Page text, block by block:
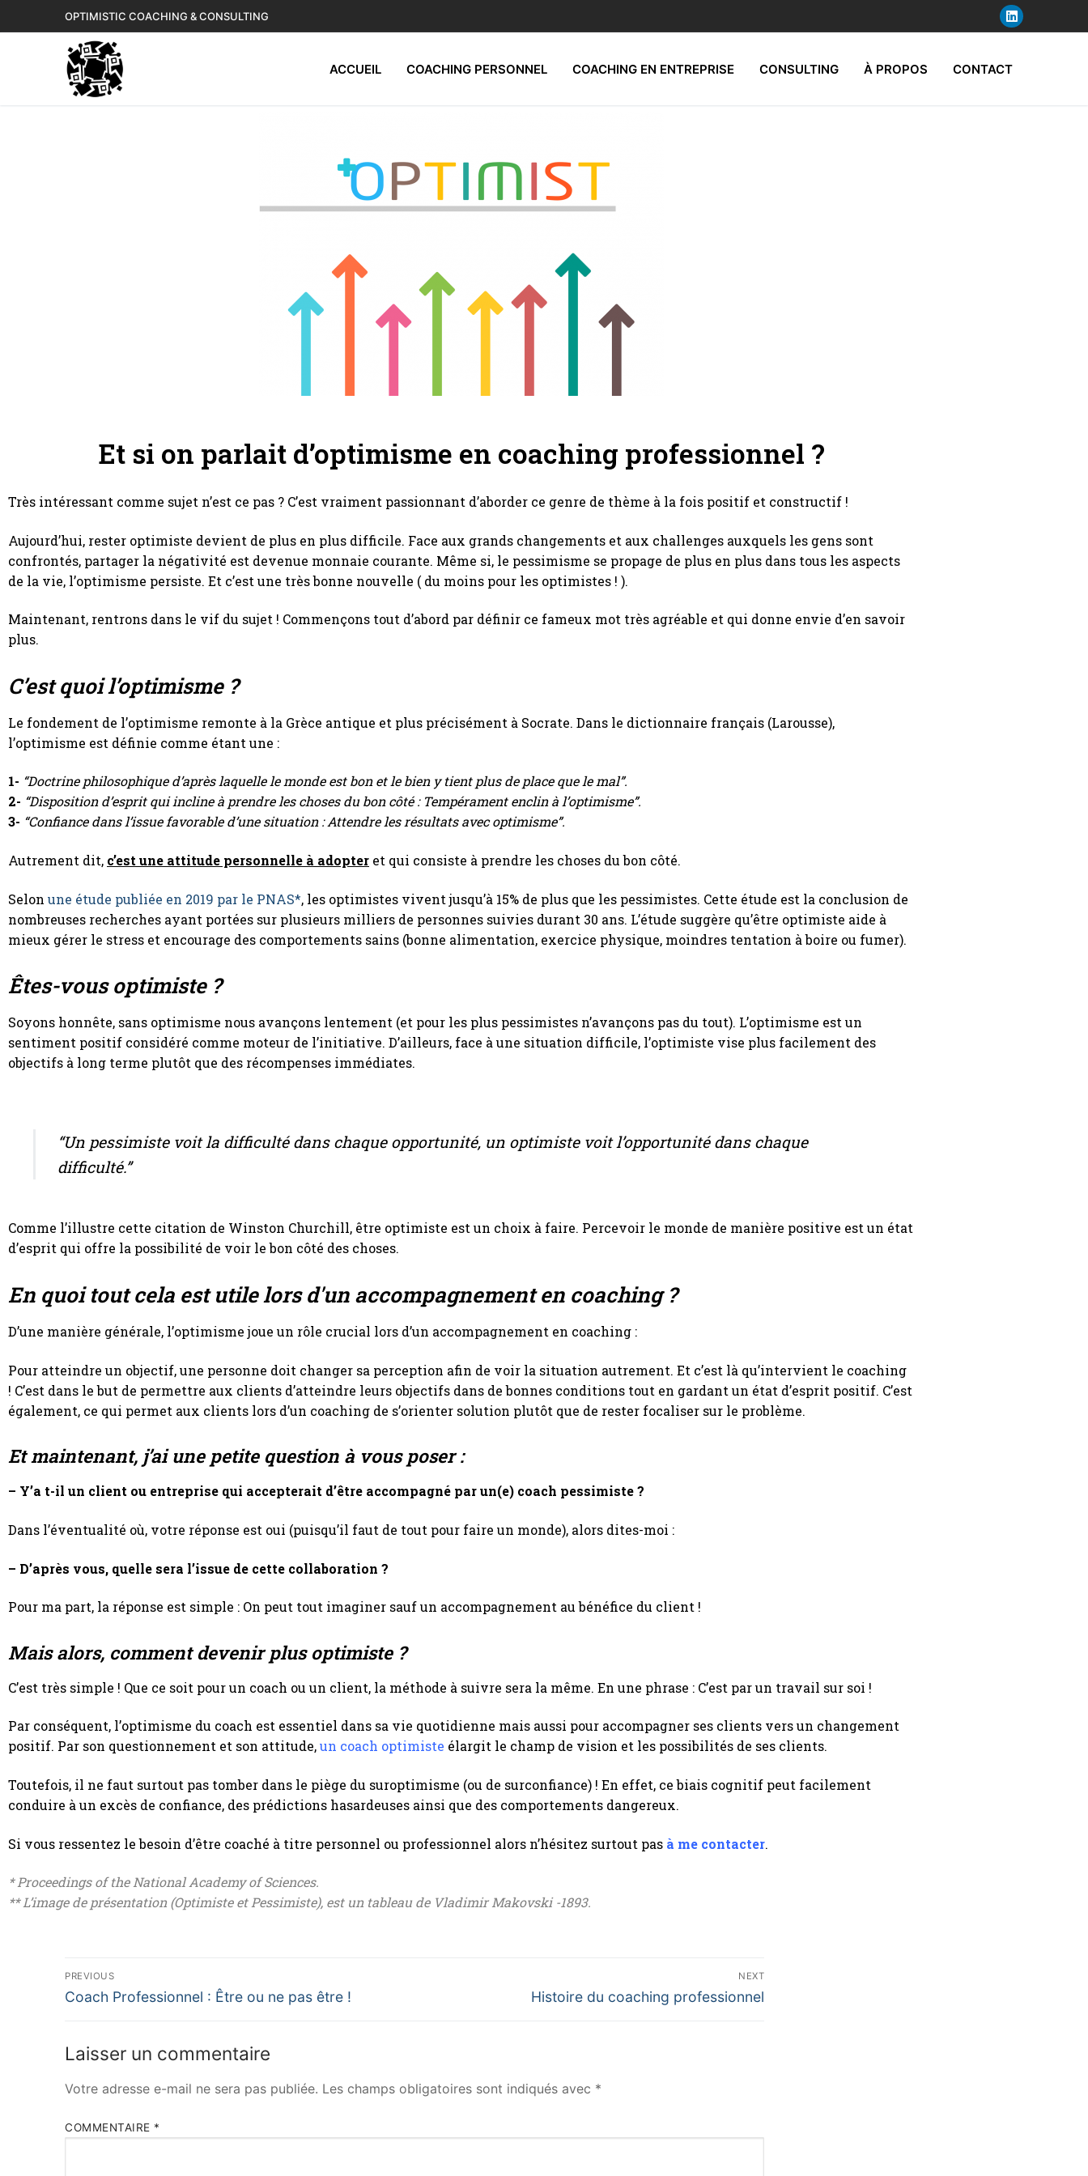
OPTIMISTIC COACHING & CONSULTING
ACCUEIL COACHING PERSONNEL COACHING EN ENTREPRISE CONSULTING À PROPOS CONTACT
Et si on parlait d’optimisme en coaching professionnel ?
Très intéressant comme sujet n’est ce pas ? C’est vraiment passionnant d’aborder ce genre de thème à la fois positif et constructif !
Aujourd’hui, rester optimiste devient de plus en plus difficile. Face aux grands changements et aux challenges auxquels les gens sont
confrontés, partager la négativité est devenue monnaie courante. Même si, le pessimisme se propage de plus en plus dans tous les aspects
de la vie, l’optimisme persiste. Et c’est une très bonne nouvelle ( du moins pour les optimistes ! ).
Maintenant, rentrons dans le vif du sujet ! Commençons tout d’abord par définir ce fameux mot très agréable et qui donne envie d’en savoir
plus.
C’est quoi l’optimisme ?
Le fondement de l’optimisme remonte à la Grèce antique et plus précisément à Socrate. Dans le dictionnaire français (Larousse),
l’optimisme est définie comme étant une :
1- “Doctrine philosophique d’après laquelle le monde est bon et le bien y tient plus de place que le mal”.
2- “Disposition d’esprit qui incline à prendre les choses du bon côté : Tempérament enclin à l’optimisme”.
3- “Confiance dans l’issue favorable d’une situation : Attendre les résultats avec optimisme”.
Autrement dit, c’est une attitude personnelle à adopter et qui consiste à prendre les choses du bon côté.
Selon une étude publiée en 2019 par le PNAS*, les optimistes vivent jusqu’à 15% de plus que les pessimistes. Cette étude est la conclusion de
nombreuses recherches ayant portées sur plusieurs milliers de personnes suivies durant 30 ans. L’étude suggère qu’être optimiste aide à
mieux gérer le stress et encourage des comportements sains (bonne alimentation, exercice physique, moindres tentation à boire ou fumer).
Êtes-vous optimiste ?
Soyons honnête, sans optimisme nous avançons lentement (et pour les plus pessimistes n’avançons pas du tout). L’optimisme est un
sentiment positif considéré comme moteur de l’initiative. D’ailleurs, face à une situation difficile, l’optimiste vise plus facilement des
objectifs à long terme plutôt que des récompenses immédiates.
“Un pessimiste voit la difficulté dans chaque opportunité, un optimiste voit l’opportunité dans chaque
difficulté.”
Comme l’illustre cette citation de Winston Churchill, être optimiste est un choix à faire. Percevoir le monde de manière positive est un état
d’esprit qui offre la possibilité de voir le bon côté des choses.
En quoi tout cela est utile lors d'un accompagnement en coaching ?
D’une manière générale, l’optimisme joue un rôle crucial lors d’un accompagnement en coaching :
Pour atteindre un objectif, une personne doit changer sa perception afin de voir la situation autrement. Et c’est là qu’intervient le coaching
! C’est dans le but de permettre aux clients d’atteindre leurs objectifs dans de bonnes conditions tout en gardant un état d’esprit positif. C’est
également, ce qui permet aux clients lors d’un coaching de s’orienter solution plutôt que de rester focaliser sur le problème.
Et maintenant, j’ai une petite question à vous poser :
– Y’a t-il un client ou entreprise qui accepterait d’être accompagné par un(e) coach pessimiste ?
Dans l’éventualité où, votre réponse est oui (puisqu’il faut de tout pour faire un monde), alors dites-moi :
– D’après vous, quelle sera l’issue de cette collaboration ?
Pour ma part, la réponse est simple : On peut tout imaginer sauf un accompagnement au bénéfice du client !
Mais alors, comment devenir plus optimiste ?
C’est très simple ! Que ce soit pour un coach ou un client, la méthode à suivre sera la même. En une phrase : C’est par un travail sur soi !
Par conséquent, l’optimisme du coach est essentiel dans sa vie quotidienne mais aussi pour accompagner ses clients vers un changement
positif. Par son questionnement et son attitude,un coach optimiste élargit le champ de vision et les possibilités de ses clients.
Toutefois, il ne faut surtout pas tomber dans le piège du suroptimisme (ou de surconfiance) ! En effet, ce biais cognitif peut facilement
conduire à un excès de confiance, des prédictions hasardeuses ainsi que des comportements dangereux.
Si vous ressentez le besoin d’être coaché à titre personnel ou professionnel alors n’hésitez surtout pas à me contacter.
* Proceedings of the National Academy of Sciences.
** L’image de présentation (Optimiste et Pessimiste), est un tableau de Vladimir Makovski -1893.
PREVIOUS
Coach Professionnel : Être ou ne pas être !
NEXT
Histoire du coaching professionnel
Laisser un commentaire
Votre adresse e-mail ne sera pas publiée. Les champs obligatoires sont indiqués avec *
COMMENTAIRE *